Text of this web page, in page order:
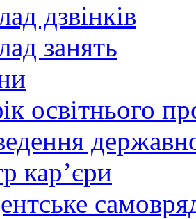
дзвінків
занять
освітнього
кар’єри